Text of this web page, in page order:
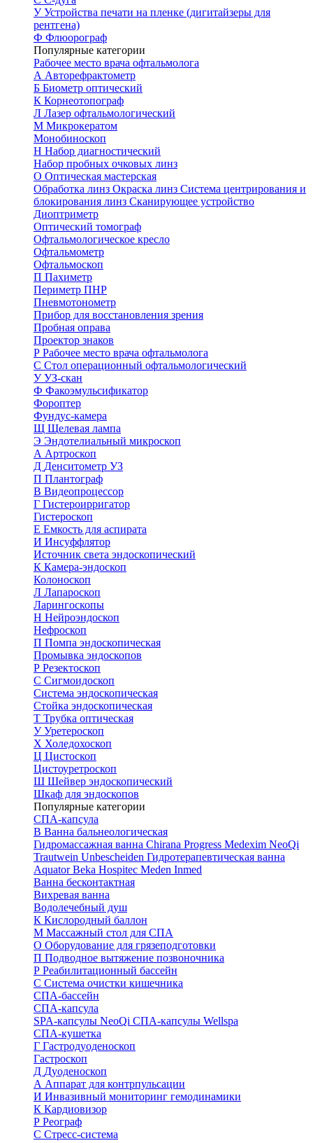
УУстройства печати на пленке (дигитайзеры для
рентгена)
Ф Флюорограф
Популярные категории
Рабочее место врача офтальмолога
А Авторефрактометр
Б Биометр оптический
К Корнеотопограф
Л Лазер офтальмологический
М Микрокератом
Монобиноскоп
Н Набор диагностический
Набор пробных очковых линз
О Оптическая мастерская
Обработка линз Окраска линз Система центрирования и
блокирования линз Сканирующее устройство
Диоптриметр
Оптический томограф
Офтальмологическое кресло
Офтальмометр
Офтальмоскоп
П Пахиметр
Периметр ПНР
Пневмотонометр
Прибор для восстановления зрения
Пробная оправа
Проектор знаков
Р Рабочее место врача офтальмолога
С Стол операционный офтальмологический
УУЗ-скан
Ф Факоэмульсификатор
Фороптер
Фундус-камера
Щ Щелевая лампа
Э Эндотелиальный микроскоп
А Артроскоп
Д Денситометр УЗ
П Плантограф
В Видеопроцессор
Г Гистероирригатор
Гистероскоп
Е Емкость для аспирата
И Инсуффлятор
Источник света эндоскопический
К Камера-эндоскоп
Колоноскоп
Л Лапароскоп
Ларингоскопы
Н Нейроэндоскоп
Нефроскоп
П Помпа эндоскопическая
Промывка эндоскопов
Р Резектоскоп
С Сигмоидоскоп
Система эндоскопическая
Стойка эндоскопическая
Т Трубка оптическая
УУретероскоп
Х Холедохоскоп
Ц Цистоскоп
Цистоуретроскоп
Ш Шейвер эндоскопический
Шкаф для эндоскопов
Популярные категории
СПА-капсула
В Ванна бальнеологическая
Гидромассажная ванна Chirana Progress Medexim NeoQi
Trautwein Unbescheiden Гидротерапевтическая ванна
AquatorBeka Hospitec Meden Inmed
Ванна бесконтактная
Вихревая ванна
Водолечебный душ
К Кислородный баллон
М Массажный стол для СПА
О Оборудование для грязеподготовки
П Подводное вытяжение позвоночника
Р Реабилитационный бассейн
С Система очистки кишечника
СПА-бассейн
СПА-капсула
SPA-капсулы NeoQi СПА-капсулы Wellspa
СПА-кушетка
Г Гастродуоденоскоп
Гастроскоп
Д Дуоденоскоп
А Аппарат для контрпульсации
И Инвазивный мониторинг гемодинамики
К Кардиовизор
Р Реограф
С Стресс-система